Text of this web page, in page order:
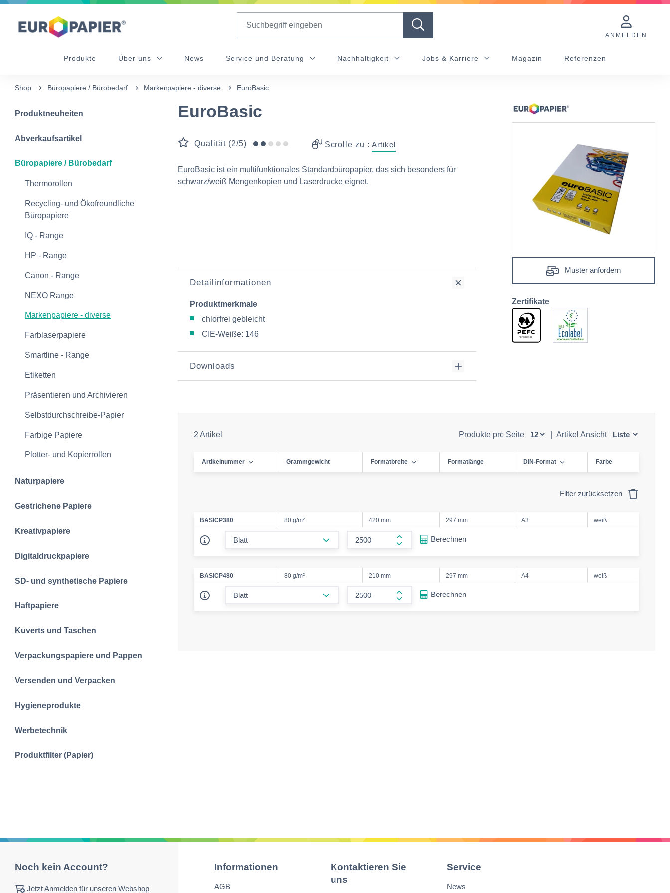
Table Of Content
ANMELDEN
Produkte Über uns News Service und Beratung Nachhaltigkeit Jobs & Karriere Magazin Referenzen
Shop Büropapiere / Bürobedarf Markenpapiere - diverse EuroBasic
Produktneuheiten
Abverkaufsartikel
Büropapiere / Bürobedarf
Thermorollen
Recycling- und Ökofreundliche
Büropapiere
IQ - Range
HP - Range
Canon - Range
NEXO Range
Markenpapiere - diverse
Farblaserpapiere
Smartline - Range
Etiketten
Präsentieren und Archivieren
Selbstdurchschreibe-Papier
Farbige Papiere
Plotter- und Kopierrollen
Naturpapiere
Gestrichene Papiere
Kreativpapiere
Digitaldruckpapiere
SD- und synthetische Papiere
Haftpapiere
Kuverts und Taschen
Verpackungspapiere und Pappen
Versenden und Verpacken
Hygieneprodukte
Werbetechnik
Produktfilter (Papier)
EuroBasic
Qualität (2/5) Scrolle zu : Artikel
EuroBasic ist ein multifunktionales Standardbüropapier, das sich besonders für
schwarz/weiß Mengenkopien und Laserdrucke eignet.
Detailinformationen
Produktmerkmale
chlorfrei gebleicht
CIE-Weiße: 146
Downloads
Muster anfordern
Zertifikate
2 Artikel Produkte pro Seite Artikel Ansicht
Artikelnummer Grammgewicht Formatbreite Formatlänge DIN-Format Farbe
Filter zurücksetzen
BASICP380 80 g/m² 420 mm 297 mm A3 weiß
form.increase-amount
Berechnen
BASICP480 80 g/m² 210 mm 297 mm A4 weiß
form.increase-amount
Berechnen
Noch kein Account?
Jetzt Anmelden für unseren Webshop
Informationen
AGB
Kontaktieren Sie
uns
Service
News